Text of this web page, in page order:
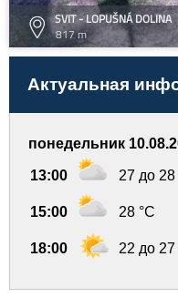
SVIT - LOPUŠNÁ DOLINA
817 m
Актуальная
понедельник
13:00 27 до 28
15:00 28 °C
18:00 22 до 27